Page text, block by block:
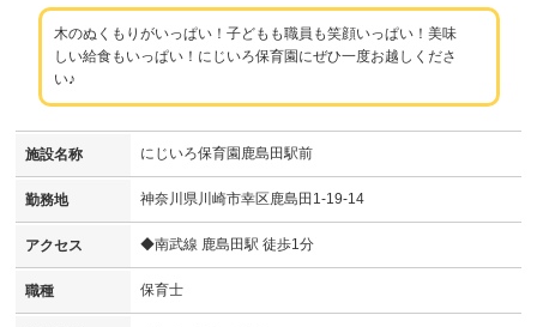
木のぬくもりがいっぱい！子どもも職員も笑顔いっぱい！美味
しい給食もいっぱい！にじいろ保育園にぜひ一度お越しくださ
い♪
施設名称 にじいろ保育園鹿島田駅前
勤務地 神奈川県川崎市幸区鹿島田1-19-14
アクセス ◆南武線 鹿島田駅 徒歩1分
職種 保育士